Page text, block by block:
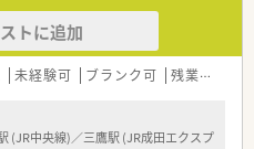
ついて】
将来的な若返りを図るための定期採
方を募集しています。
の方で、患者様とのコミュニケー
の増員募集となっており、周囲と協
られる方を求めています。
トに追加
未経験可 ブランク可 残業なし(ほぼなし含む)
(JR中央線)／三鷹駅 (JR成田エクスプ